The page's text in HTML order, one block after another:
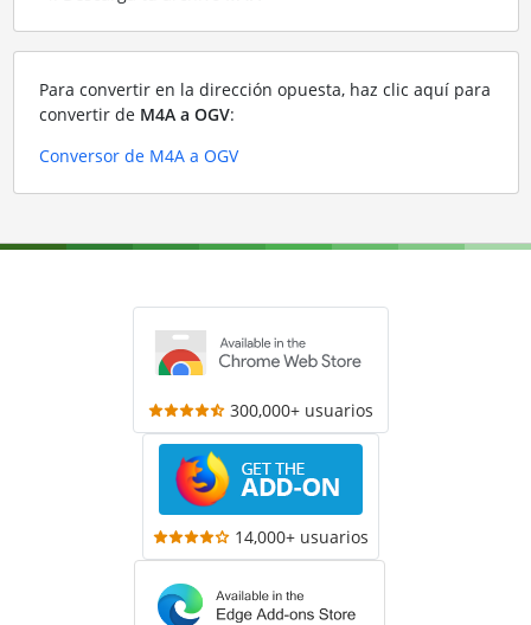
Para convertir en la dirección opuesta, haz clic aquí para
convertir de M4A a OGV:
Conversor de M4A a OGV
300,000+ usuarios
14,000+ usuarios